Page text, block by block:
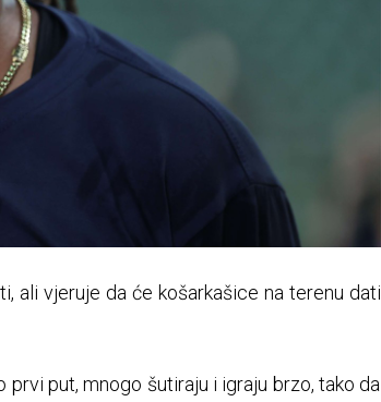
ali vjeruje da će košarkašice na terenu dati
put, mnogo šutiraju i igraju brzo, tako da